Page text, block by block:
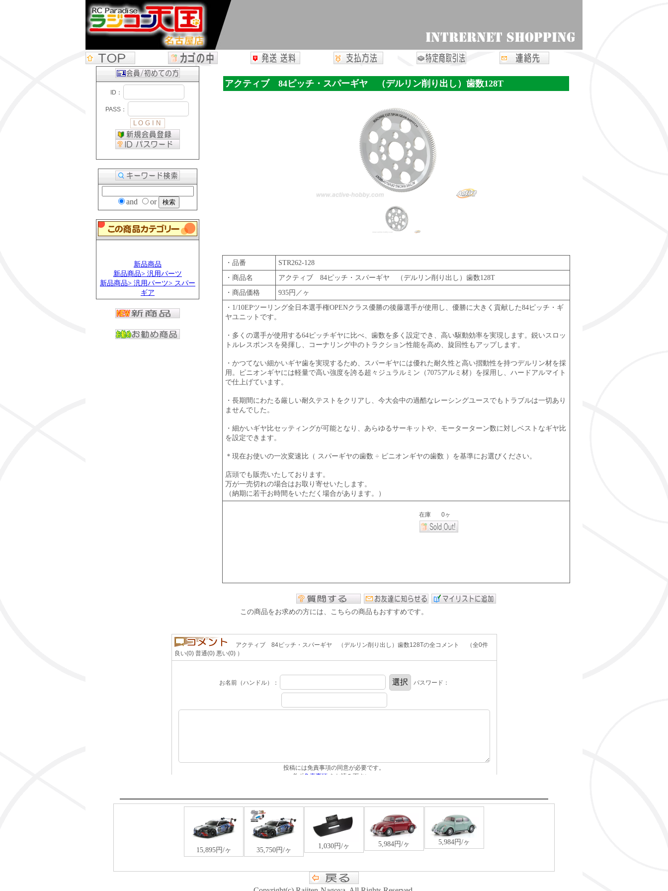
and or
新品商品
新品商品> 汎用パーツ
新品商品> 汎用パーツ> スパー
ギア
アクティブ 84ピッチ・スパーギヤ （デルリン削り出し）歯数128T
・品番
STR262-128
・商品名
アクティブ 84ピッチ・スパーギヤ （デルリン削り出し）歯数128T
・商品価格
935円／ヶ
・1/10EPツーリング全日本選手権OPENクラス優勝の後藤選手が使用し、優勝に大きく貢献した84ピッチ・ギ
ヤユニットです。
・多くの選手が使用する64ピッチギヤに比べ、歯数を多く設定でき、高い駆動効率を実現します。鋭いスロッ
トルレスポンスを発揮し、コーナリング中のトラクション性能を高め、旋回性もアップします。
・かつてない細かいギヤ歯を実現するため、スパーギヤには優れた耐久性と高い摺動性を持つデルリン材を採
用。ピニオンギヤには軽量で高い強度を誇る超々ジュラルミン（7075アルミ材）を採用し、ハードアルマイト
で仕上げています。
・長期間にわたる厳しい耐久テストをクリアし、今大会中の過酷なレーシングユースでもトラブルは一切あり
ませんでした。
・細かいギヤ比セッティングが可能となり、あらゆるサーキットや、モーターターン数に対しベストなギヤ比
を設定できます。
＊現在お使いの一次変速比（ スパーギヤの歯数 ÷ ピニオンギヤの歯数 ）を基準にお選びください。
店頭でも販売いたしております。
万が一売切れの場合はお取り寄せいたします。
（納期に若干お時間をいただく場合があります。）
この商品をお求めの方には、こちらの商品もおすすめです。